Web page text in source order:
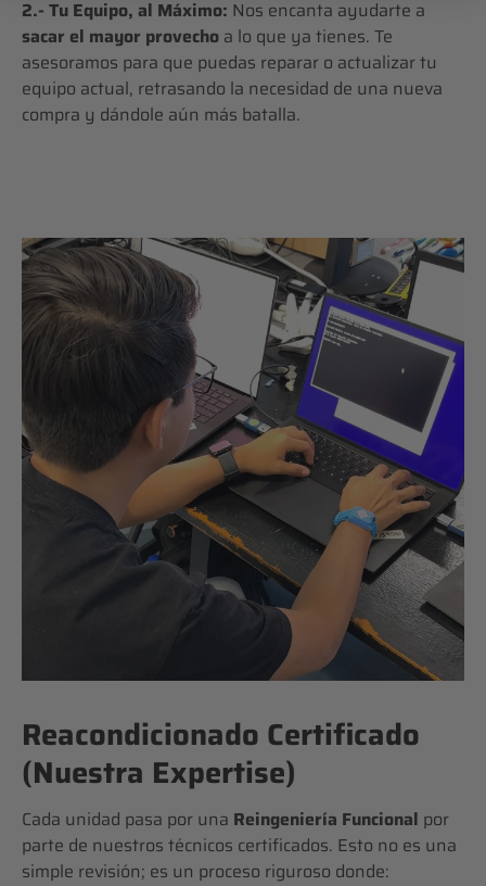
2.- Tu Equipo, al Máximo: Nos encanta ayudarte a
sacar el mayor provecho a lo que ya tienes. Te
asesoramos para que puedas reparar o actualizar tu
equipo actual, retrasando la necesidad de una nueva
compra y dándole aún más batalla.
Reacondicionado Certificado
(Nuestra Expertise)
Cada unidad pasa por una Reingeniería Funcional por
parte de nuestros técnicos certificados. Esto no es una
simple revisión; es un proceso riguroso donde: